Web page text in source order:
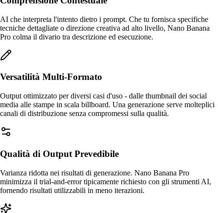
AI che interpreta l'intento dietro i prompt. Che tu fornisca specifiche
tecniche dettagliate o direzione creativa ad alto livello, Nano Banana
Pro colma il divario tra descrizione ed esecuzione.
Versatilità Multi-Formato
Output ottimizzato per diversi casi d'uso - dalle thumbnail dei social
media alle stampe in scala billboard. Una generazione serve molteplici
canali di distribuzione senza compromessi sulla qualità.
Qualità di Output Prevedibile
Varianza ridotta nei risultati di generazione. Nano Banana Pro
minimizza il trial-and-error tipicamente richiesto con gli strumenti AI,
fornendo risultati utilizzabili in meno iterazioni.